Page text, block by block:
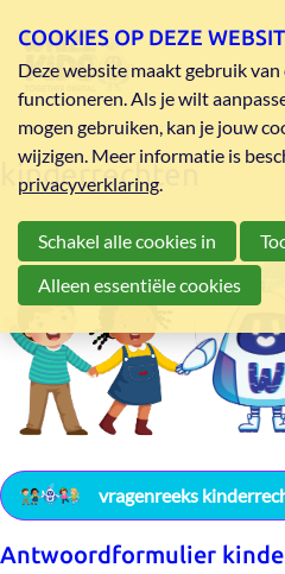
kinderrechten
vragenreeks
Antwoordformulier
COOKIES OP DEZE
Deze website maakt gebruik
functioneren. Als je wilt
mogen gebruiken, kan je jouw
wijzigen. Meer informatie is
privacyverklaring.
Schakel alle cookies in
Alleen essentiële cookies